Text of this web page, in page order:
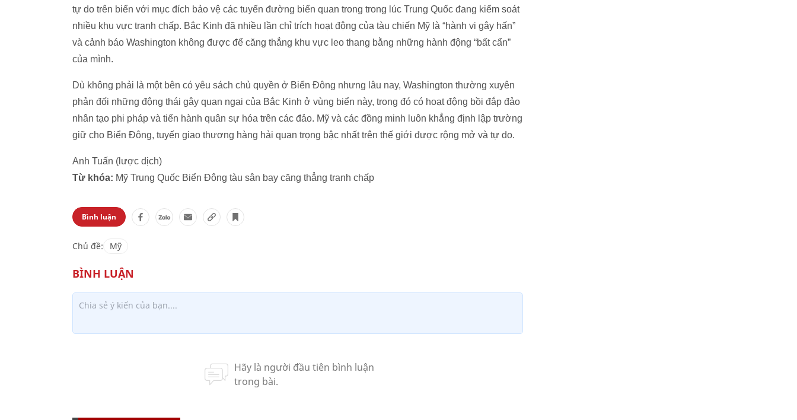
tự do trên biển với mục đích bảo vệ các tuyến đường biển quan trong trong lúc Trung Quốc đang kiểm soát
nhiều khu vực tranh chấp. Bắc Kinh đã nhiều lần chỉ trích hoạt động của tàu chiến Mỹ là “hành vi gây hấn”
và cảnh báo Washington không được để căng thẳng khu vực leo thang bằng những hành động “bất cẩn”
của mình.
Dù không phải là một bên có yêu sách chủ quyền ở Biển Đông nhưng lâu nay, Washington thường xuyên
phản đối những động thái gây quan ngại của Bắc Kinh ở vùng biển này, trong đó có hoạt động bồi đắp đảo
nhân tạo phi pháp và tiến hành quân sự hóa trên các đảo. Mỹ và các đồng minh luôn khẳng định lập trường
giữ cho Biển Đông, tuyến giao thương hàng hải quan trọng bậc nhất trên thế giới được rộng mở và tự do.
Anh Tuấn (lược dịch)
Từ khóa: Mỹ Trung Quốc Biển Đông tàu sân bay căng thẳng tranh chấp
Bình luận
Chủ đề: Mỹ